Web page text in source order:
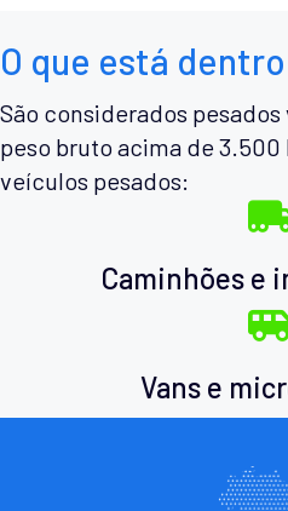
O que está
São considerados
peso bruto acima de
veículos pesados:
Caminhões e
Vans e